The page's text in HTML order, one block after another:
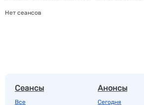
Нет сеансов
Сеансы
Все
Анонсы
Сегодня